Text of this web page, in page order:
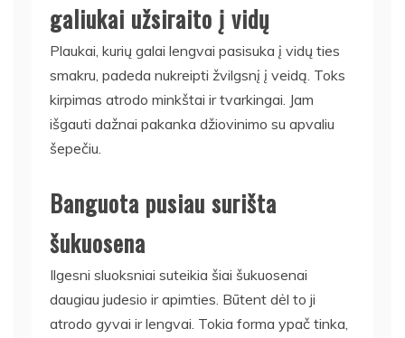
galiukai užsiraito į vidų
Plaukai, kurių galai lengvai pasisuka į vidų ties
smakru, padeda nukreipti žvilgsnį į veidą. Toks
kirpimas atrodo minkštai ir tvarkingai. Jam
išgauti dažnai pakanka džiovinimo su apvaliu
šepečiu.
Banguota pusiau surišta
šukuosena
Ilgesni sluoksniai suteikia šiai šukuosenai
daugiau judesio ir apimties. Būtent dėl to ji
atrodo gyvai ir lengvai. Tokia forma ypač tinka,